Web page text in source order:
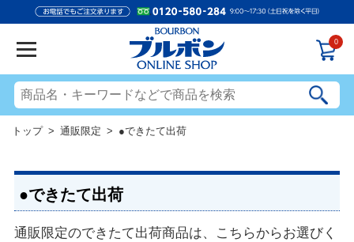
0
トップ> 通販限定 > ●できたて出荷
●できたて出荷
通販限定のできたて出荷商品は、こちらからお選びく